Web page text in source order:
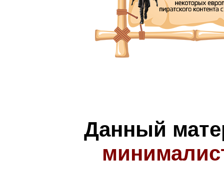
Данный